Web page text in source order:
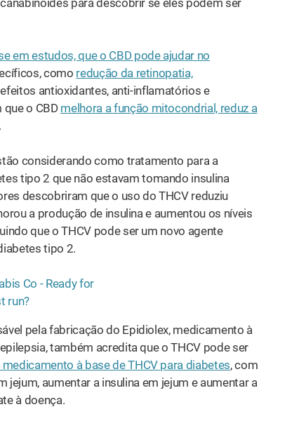
para descobrir se eles podem ser
em estudos, que o CBD pode ajudar no
como redução da retinopatia,
antioxidantes, anti-inflamatórios e
o CBD melhora a função mitocondrial, reduz a
considerando como tratamento para a
tipo 2 que não estavam tomando insulina
descobriram que o uso do THCV reduziu
a produção de insulina e aumentou os níveis
que o THCV pode ser um novo agente
tipo 2.
pela fabricação do Epidiolex, medicamento à
também acredita que o THCV pode ser
à base de THCV para diabetes, com
aumentar a insulina em jejum e aumentar a
à doença.